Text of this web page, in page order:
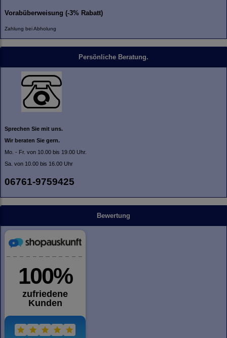
Vorabüberweisung (-3% Rabatt)
Zahlung bei Abholung
Persönliche Beratung.
Sprechen Sie mit uns.
Wir beraten Sie gern.
Mo. - Fr. von 10.00 bis 19.00 Uhr.
Sa. von 10.00 bis 16.00 Uhr
06761-9759425
Bewertung